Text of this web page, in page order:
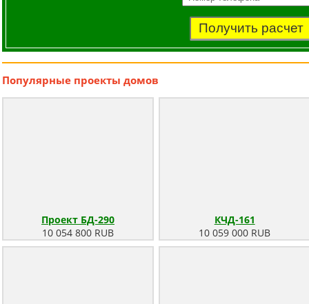
Получить расчет
Популярные проекты домов
Проект БД-290
10 054 800 RUB
КЧД-161
10 059 000 RUB